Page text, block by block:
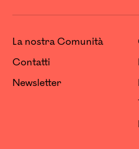
La nostra Comunità
Contatti
Newsletter